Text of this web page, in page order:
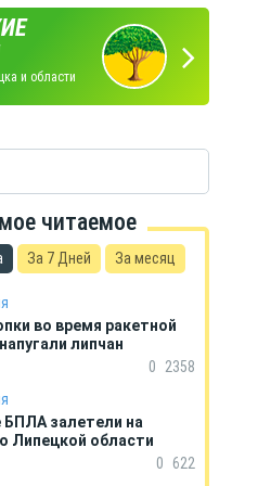
ДЕНЬ
и области
читаемое
За 7 Дней За месяц
во время ракетной
липчан
0
2358
БПЛА залетели на
Липецкой области
0 622